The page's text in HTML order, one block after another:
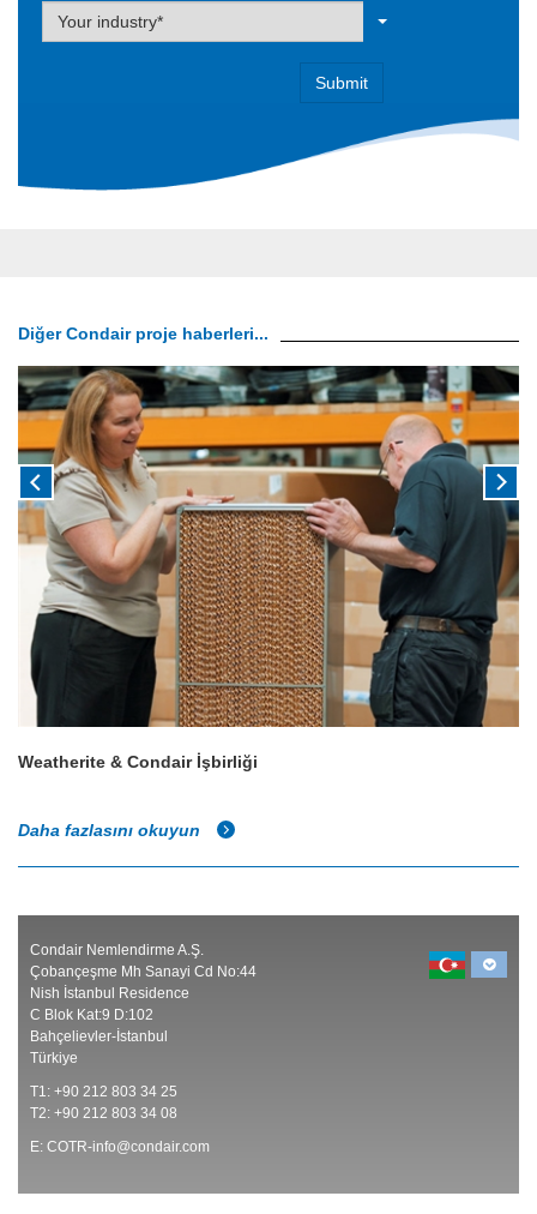
Label
Your industry*
Diğer Condair proje haberleri...
Weatherite & Condair İşbirliği
Daha fazlasını okuyun
Condair Nemlendirme A.Ş.
Çobançeşme Mh Sanayi Cd No:44
Nish İstanbul Residence
C Blok Kat:9 D:102
Bahçelievler-İstanbul
Türkiye
T1: +90 212 803 34 25
T2: +90 212 803 34 08
E: COTR-info@condair.com